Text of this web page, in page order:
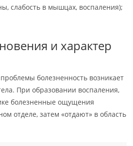
слабость в мышцах, воспаления);
и характер
болезненность возникает
При образовании воспаления,
болезненные ощущения
отделе, затем «отдают» в область